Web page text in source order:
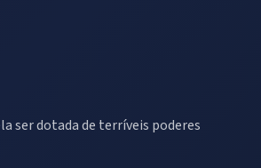
ser dotada de terríveis poderes